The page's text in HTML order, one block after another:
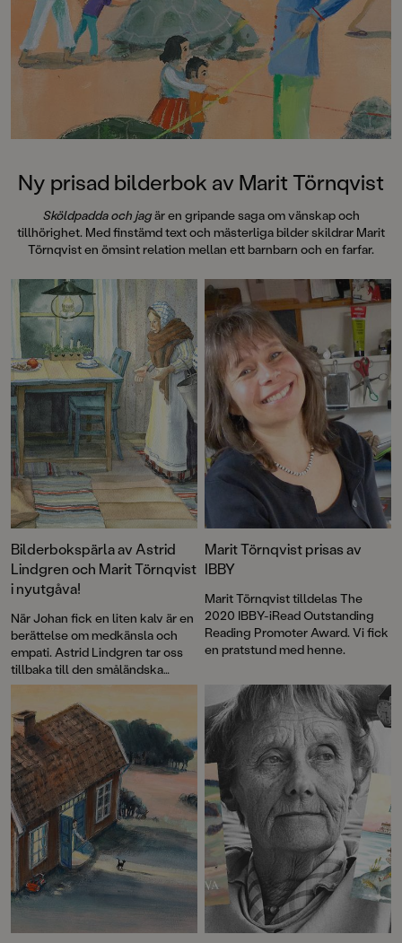
denna galet kaosiga och
medryckande bilderbok." - Erika
Hallhagen tipsar om årets bästa
böcker för barn och unga i
SvD"Mycket underhållande,
särskilt att rutscha med i Jenny
Dahlbergs bilder som inte sitter still
en enda sekund. På vartenda
uppslag finns tusen detaljer att
följa familjens hund på dess
sniffande äventyr." - Pia Huss,
DN"En bok som kommer att locka
till skratt hos såväl små som stora." -
BTJ.
Ny prisad bilderbok av Marit Törnqvist
Sköldpadda och jagär en gripande saga om vänskap och
tillhörighet. Med finstämd text och mästerliga bilder skildrar Marit
Törnqvist en ömsint relation mellan ett barnbarn och en farfar.
Bilderbokspärla av Astrid
Lindgren och Marit Törnqvist
i nyutgåva!
När Johan fick en liten kalv är en
berättelse om medkänsla och
empati. Astrid Lindgren tar oss
tillbaka till den småländska
torparvardagen och de vackra
bilderna av Marit Törnqvist
fångar stämningsfullt människor,
djur och miljöer. Det var Marits
debutbok och början på ett långt
samarbete med Astrid Lindgren.
Marit Törnqvist prisas av
IBBY
Marit Törnqvist tilldelas The
2020 IBBY-iRead Outstanding
Reading Promoter Award. Vi fick
en pratstund med henne.